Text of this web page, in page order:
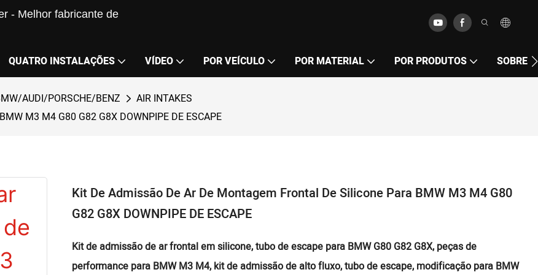
- Melhor fabricante de
QUATRO INSTALAÇÕES VÍDEO POR VEÍCULO POR MATERIAL POR PRODUTOS SOBRE
AUDI/PORSCHE/BENZ
AIR INTAKES
M3 M4 G80 G82 G8X DOWNPIPE DE ESCAPE
Kit De Admissão De Ar De Montagem Frontal De Silicone Para BMW M3 M4 G80
G82 G8X DOWNPIPE DE ESCAPE
Kit de admissão de ar frontal em silicone, tubo de escape para BMW G80 G82 G8X, peças de
performance para BMW M3 M4, kit de admissão de alto fluxo, tubo de escape, modificação para BMW